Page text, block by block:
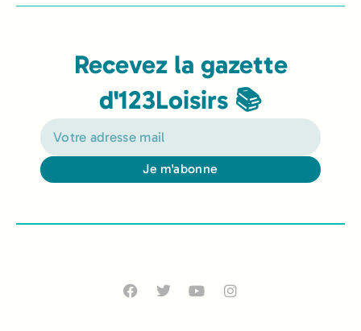
Recevez la gazette
d'123Loisirs 📚
Je m'abonne